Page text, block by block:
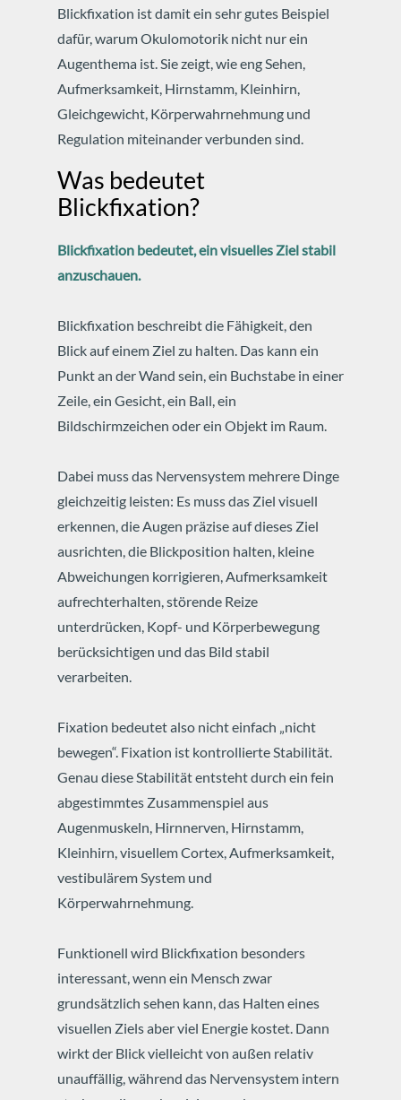
Blickfixation ist damit ein sehr gutes Beispiel
dafür, warum Okulomotorik nicht nur ein
Augenthema ist. Sie zeigt, wie eng Sehen,
Aufmerksamkeit, Hirnstamm, Kleinhirn,
Gleichgewicht, Körperwahrnehmung und
Regulation miteinander verbunden sind.
Was bedeutet
Blickfixation?
Blickfixation bedeutet, ein visuelles Ziel stabil
anzuschauen.
Blickfixation beschreibt die Fähigkeit, den
Blick auf einem Ziel zu halten. Das kann ein
Punkt an der Wand sein, ein Buchstabe in einer
Zeile, ein Gesicht, ein Ball, ein
Bildschirmzeichen oder ein Objekt im Raum.
Dabei muss das Nervensystem mehrere Dinge
gleichzeitig leisten: Es muss das Ziel visuell
erkennen, die Augen präzise auf dieses Ziel
ausrichten, die Blickposition halten, kleine
Abweichungen korrigieren, Aufmerksamkeit
aufrechterhalten, störende Reize
unterdrücken, Kopf- und Körperbewegung
berücksichtigen und das Bild stabil
verarbeiten.
Fixation bedeutet also nicht einfach „nicht
bewegen“. Fixation ist kontrollierte Stabilität.
Genau diese Stabilität entsteht durch ein fein
abgestimmtes Zusammenspiel aus
Augenmuskeln, Hirnnerven, Hirnstamm,
Kleinhirn, visuellem Cortex, Aufmerksamkeit,
vestibulärem System und
Körperwahrnehmung.
Funktionell wird Blickfixation besonders
interessant, wenn ein Mensch zwar
grundsätzlich sehen kann, das Halten eines
visuellen Ziels aber viel Energie kostet. Dann
wirkt der Blick vielleicht von außen relativ
unauffällig, während das Nervensystem intern